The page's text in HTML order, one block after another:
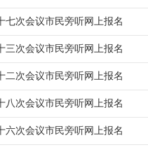
七次会议市民旁听网上报名
三次会议市民旁听网上报名
二次会议市民旁听网上报名
八次会议市民旁听网上报名
六次会议市民旁听网上报名